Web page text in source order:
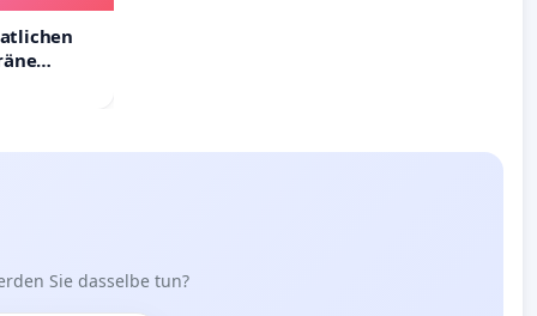
Sie dasselbe tun?